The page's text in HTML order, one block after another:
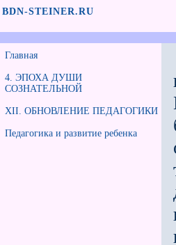
BDN-STEINER.RU
Главная
4. ЭПОХА ДУШИ
СОЗНАТЕЛЬНОЙ
XII. ОБНОВЛЕНИЕ ПЕДАГОГИКИ
Педагогика и развитие ребенка